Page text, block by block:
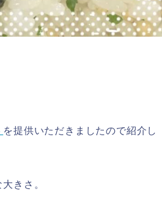
を提供いただきましたので紹介し
きさ。